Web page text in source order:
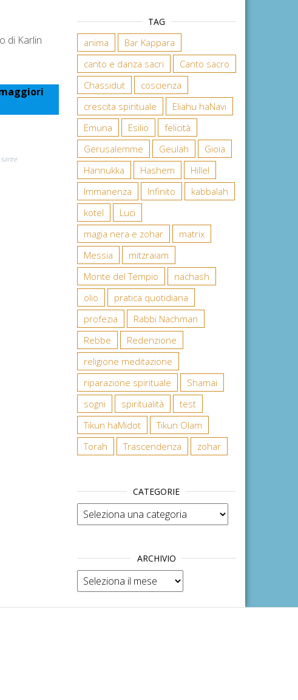
di Karlin
sante
TAG
anima
Bar Kappara
canto e danza sacri
Canto sacro
Chassidut
coscienza
crescita spirituale
Eliahu haNavi
Emuna
Esilio
felicità
Gerusalemme
Geulah
Gioia
Hannukka
Hashem
Hillel
Immanenza
Infinito
kabbalah
kotel
Luci
magia nera e zohar
matrix
Messia
mitzraiam
Monte del Tempio
nachash
olio
pratica quotidiana
profezia
Rabbi Nachman
Rebbe
Redenzione
religione meditazione
riparazione spirituale
Shamai
sogni
spiritualità
test
Tikun haMidot
Tikun Olam
Torah
Trascendenza zohar
CATEGORIE
Categorie
ARCHIVIO
Archivio